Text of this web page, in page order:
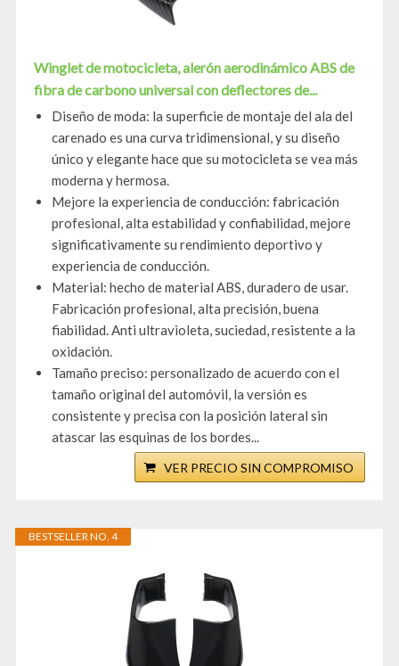
Winglet de motocicleta, alerón aerodinámico ABS de
fibra de carbono universal con deflectores de...
Diseño de moda: la superficie de montaje del ala del
carenado es una curva tridimensional, y su diseño
único y elegante hace que su motocicleta se vea más
moderna y hermosa.
Mejore la experiencia de conducción: fabricación
profesional, alta estabilidad y confiabilidad, mejore
significativamente su rendimiento deportivo y
experiencia de conducción.
Material: hecho de material ABS, duradero de usar.
Fabricación profesional, alta precisión, buena
fiabilidad. Anti ultravioleta, suciedad, resistente a la
oxidación.
Tamaño preciso: personalizado de acuerdo con el
tamaño original del automóvil, la versión es
consistente y precisa con la posición lateral sin
atascar las esquinas de los bordes...
VER PRECIO SIN COMPROMISO
BESTSELLER NO. 4